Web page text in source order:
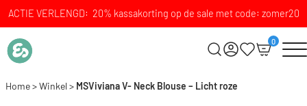
ACTIE VERLENGD: 20% kassakorting op de sale met code: zomer20
0
Home>Winkel> MSViviana V- Neck Blouse – Licht roze